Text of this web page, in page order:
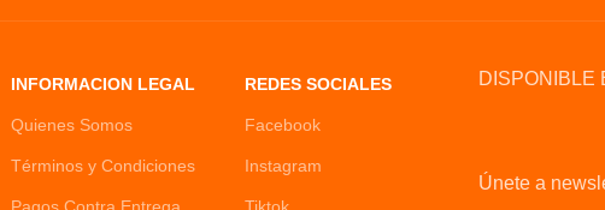
INFORMACION LEGAL
Quienes Somos
Términos y Condiciones
REDES SOCIALES
Facebook
Instagram
DISPONIBLE
Únete a